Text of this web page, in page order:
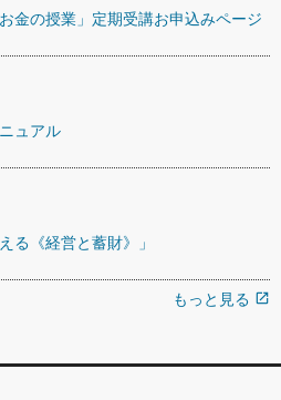
金の授業」定期受講お申込みページ
ュアル
る《経営と蓄財》」
もっと見る open_in_new